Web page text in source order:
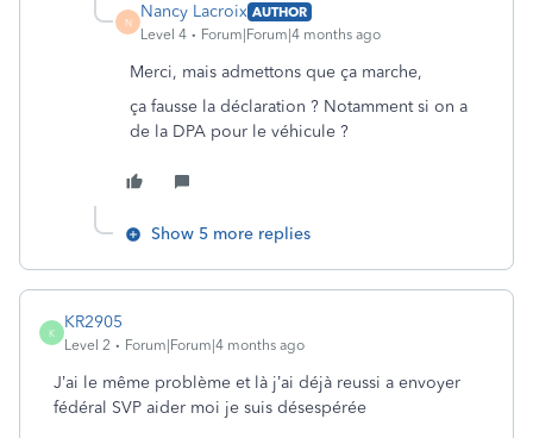
N
Nancy Lacroix AUTHOR
Level 4
Forum|Forum|4 months ago
Merci, mais admettons que ça marche,
ça fausse la déclaration ? Notamment si on a
de la DPA pour le véhicule ?
Show 5 more replies
K
KR2905
Level 2 Forum|Forum|4 months ago
J’ai le même problème et là j’ai déjà reussi a envoyer
fédéral SVP aider moi je suis désespérée